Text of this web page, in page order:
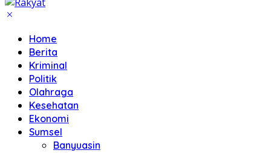
Home
Berita
Kriminal
Politik
Olahraga
Kesehatan
Ekonomi
Sumsel
Banyuasin